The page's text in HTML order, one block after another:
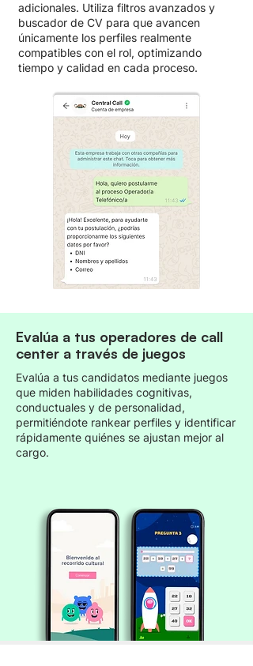
adicionales. Utiliza filtros avanzados y
buscador de CV para que avancen
únicamente los perfiles realmente
compatibles con el rol, optimizando
tiempo y calidad en cada proceso.
Evalúa a tus operadores de call
center a través de juegos
Evalúa a tus candidatos mediante juegos
que miden habilidades cognitivas,
conductuales y de personalidad,
permitiéndote rankear perfiles y identificar
rápidamente quiénes se ajustan mejor al
cargo.